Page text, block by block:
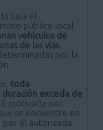
tasa el
público local
vehículos de
de las vías
por la
toda
duración exceda de
motivada por
se encuentre en
él autorizada.